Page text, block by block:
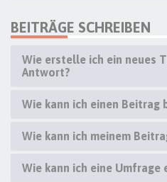
BEITRÄGE SCHREIBEN
Wie erstelle ich ein neues
Antwort?
Wie kann ich einen Beitrag
Wie kann ich meinem
Wie kann ich eine Umfrage